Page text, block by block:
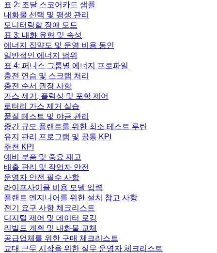
표 2: 조달 스코어카드 샘플
내화물 선택 및 평생 관리
모니터링할 장애 모드
표 3: 내화 유형 및 속성
에너지 집약도 및 운영 비용 동인
일반적인 에너지 범위
표 4: 퍼니스 그룹별 에너지 프로파일
충전 연습 및 스크랩 처리
충전 순서 권장 사항
가스 제거, 플럭싱 및 포함 제어
로터리 가스 제거 실습
품질 테스트 및 야금 관리
중간 규모 플랜트를 위한 최소 테스트 루틴
유지 관리 프로그램 및 공통 KPI
추천 KPI
예비 부품 및 중요 재고
배출 관리 및 작업자 안전
운영자 안전 필수 사항
라이프사이클 비용 모델 입력
플랜트 엔지니어를 위한 설치 참고 사항
전기 요구 사항 체크리스트
디지털 제어 및 데이터 로깅
리빌드 계획 및 내화물 교체
공급업체를 위한 구매 체크리스트
교대 근무 시작을 위한 실무 운영자 체크리스트